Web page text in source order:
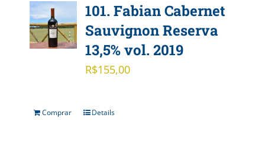
101. Fabian Cabernet
Sauvignon Reserva
13,5% vol. 2019
R$155,00
Comprar Details